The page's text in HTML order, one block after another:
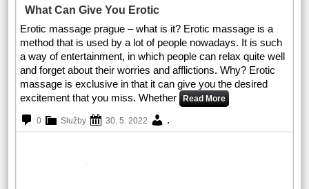
What Can Give You Erotic
Erotic massage prague – what is it? Erotic massage is a
method that is used by a lot of people nowadays. It is such
a way of entertainment, in which people can relax quite well
and forget about their worries and afflictions. Why? Erotic
massage is exclusive in that it can give you the desired
excitement that you miss. Whether Read More
0 Služby 30. 5. 2022 .